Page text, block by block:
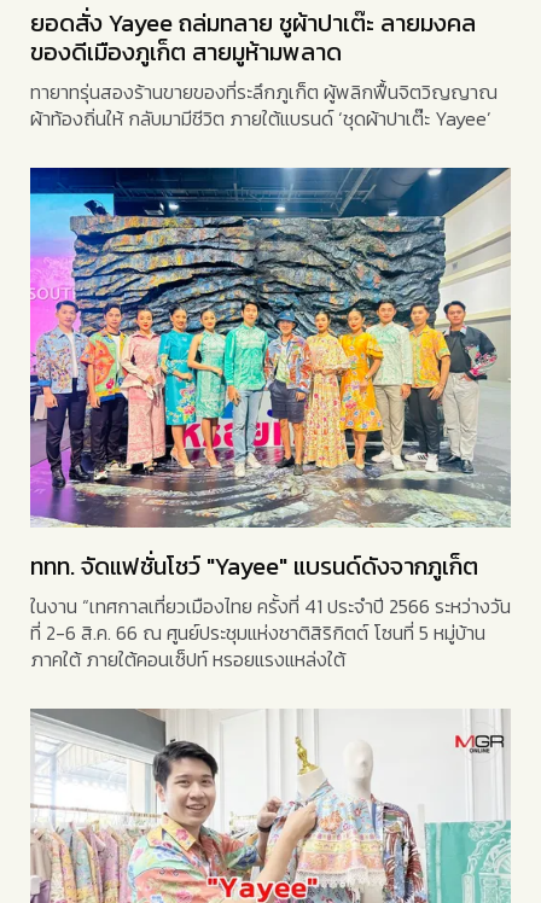
ยอดสั่ง Yayee ถล่มทลาย ชูผ้าปาเต๊ะ ลายมงคล
ของดีเมืองภูเก็ต สายมูห้ามพลาด
ทายาทรุ่นสองร้านขายของที่ระลึกภูเก็ต ผู้พลิกฟื้นจิตวิญญาณ
ผ้าท้องถิ่นให้ กลับมามีชีวิต ภายใต้แบรนด์ ‘ชุดผ้าปาเต๊ะ Yayee’
ททท. จัดแฟชั่นโชว์ "Yayee" แบรนด์ดังจากภูเก็ต
ในงาน “เทศกาลเที่ยวเมืองไทย ครั้งที่ 41 ประจำปี 2566 ระหว่างวัน
ที่ 2-6 สิ.ค. 66 ณ ศูนย์ประชุมแห่งชาติสิริกิตต์ โซนที่ 5 หมู่บ้าน
ภาคใต้ ภายใต้คอนเซ็ปท์ หรอยแรงแหล่งใต้